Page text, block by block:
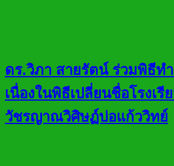
ดร.วิภา สายรัตน์ ร่วมพิธีท
เนื่องในพิธีเปลี่ยนชื่อโรงเรี
วัชรญาณวิศิษฏ์บ่อแก้ววิทย์